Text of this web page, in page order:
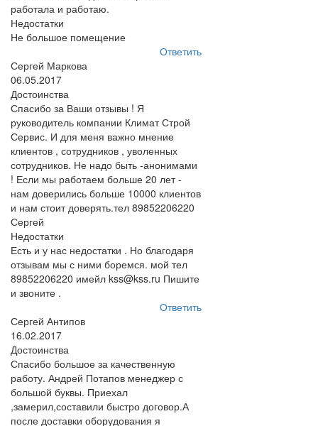
работала и работаю.
Недостатки
Не большое помещение
Ответить
Сергей Маркова
06.05.2017
Достоинства
Спасибо за Ваши отзывы ! Я
руководитель компании Климат Строй
Сервис. И для меня важно мнение
клиентов , сотрудников , уволенных
сотрудников. Не надо быть -анонимами
! Если мы работаем больше 20 лет -
нам доверились больше 10000 клиентов
и нам стоит доверять.тел 89852206220
Сергей
Недостатки
Есть и у нас недостатки . Но благодаря
отзывам мы с ними боремся. мой тел
89852206220 имейл kss@kss.ru Пишите
и звоните .
Ответить
Сергей Антипов
16.02.2017
Достоинства
Спасибо большое за качественную
работу. Андрей Потапов менеджер с
большой буквы. Приехал
,замерил,составили быстро договор.А
после доставки оборудования я